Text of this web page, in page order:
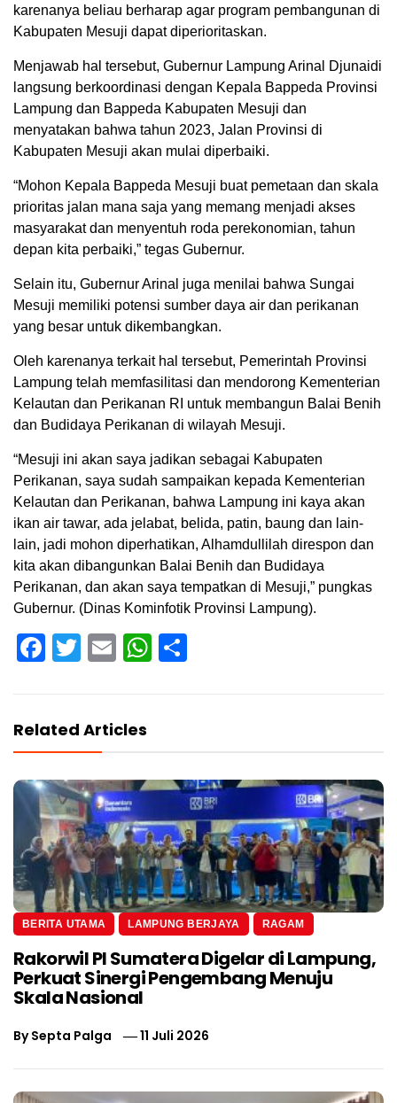
karenanya beliau berharap agar program pembangunan di
Kabupaten Mesuji dapat diperioritaskan.
Menjawab hal tersebut, Gubernur Lampung Arinal Djunaidi
langsung berkoordinasi dengan Kepala Bappeda Provinsi
Lampung dan Bappeda Kabupaten Mesuji dan
menyatakan bahwa tahun 2023, Jalan Provinsi di
Kabupaten Mesuji akan mulai diperbaiki.
“Mohon Kepala Bappeda Mesuji buat pemetaan dan skala
prioritas jalan mana saja yang memang menjadi akses
masyarakat dan menyentuh roda perekonomian, tahun
depan kita perbaiki,” tegas Gubernur.
Selain itu, Gubernur Arinal juga menilai bahwa Sungai
Mesuji memiliki potensi sumber daya air dan perikanan
yang besar untuk dikembangkan.
Oleh karenanya terkait hal tersebut, Pemerintah Provinsi
Lampung telah memfasilitasi dan mendorong Kementerian
Kelautan dan Perikanan RI untuk membangun Balai Benih
dan Budidaya Perikanan di wilayah Mesuji.
“Mesuji ini akan saya jadikan sebagai Kabupaten
Perikanan, saya sudah sampaikan kepada Kementerian
Kelautan dan Perikanan, bahwa Lampung ini kaya akan
ikan air tawar, ada jelabat, belida, patin, baung dan lain-
lain, jadi mohon diperhatikan, Alhamdullilah direspon dan
kita akan dibangunkan Balai Benih dan Budidaya
Perikanan, dan akan saya tempatkan di Mesuji,” pungkas
Gubernur. (Dinas Kominfotik Provinsi Lampung).
Facebook
Twitter
EmailWhatsApp
Related Articles
BERITA UTAMA LAMPUNG BERJAYA RAGAM
Rakorwil PI Sumatera Digelar di Lampung,
Perkuat Sinergi Pengembang Menuju
Skala Nasional
BySepta Palga 11 Juli 2026